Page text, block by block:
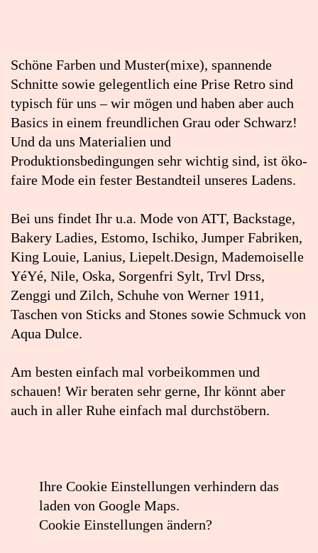
M.
in
Google
Maps
öffnen
(externer
Link)
Schöne Farben und Muster(mixe), spannende
Schnitte sowie gelegentlich eine Prise Retro sind
typisch für uns – wir mögen und haben aber auch
Basics in einem freundlichen Grau oder Schwarz!
Und da uns Materialien und
Produktionsbedingungen sehr wichtig sind, ist öko-
faire Mode ein fester Bestandteil unseres Ladens.
Bei uns findet Ihr u.a. Mode von ATT, Backstage,
Bakery Ladies, Estomo, Ischiko, Jumper Fabriken,
King Louie, Lanius, Liepelt.Design, Mademoiselle
YéYé, Nile, Oska, Sorgenfri Sylt, Trvl Drss,
Zenggi und Zilch, Schuhe von Werner 1911,
Taschen von Sticks and Stones sowie Schmuck von
Aqua Dulce.
Am besten einfach mal vorbeikommen und
schauen! Wir beraten sehr gerne, Ihr könnt aber
auch in aller Ruhe einfach mal durchstöbern.
Ihre Cookie Einstellungen verhindern das
laden von Google Maps.
Cookie Einstellungen ändern?